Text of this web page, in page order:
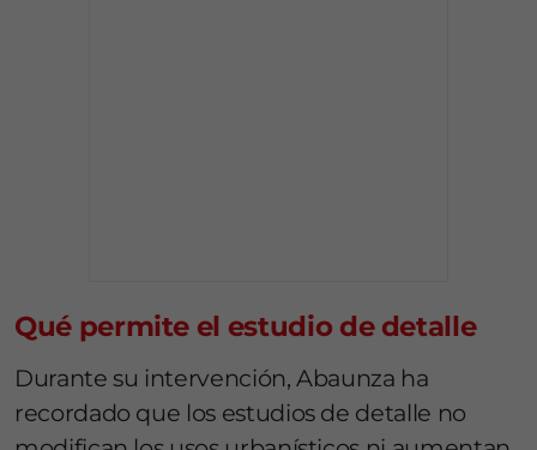
Qué permite el estudio de detalle
Durante su intervención, Abaunza ha
recordado que los estudios de detalle no